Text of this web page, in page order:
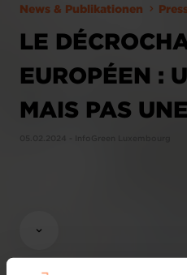
News & Publikationen
LE
EUROPÉEN :
MAIS PAS